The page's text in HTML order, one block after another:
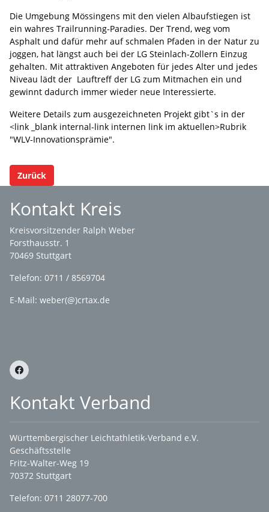
Die Umgebung Mössingens mit den vielen Albaufstiegen ist
ein wahres Trailrunning-Paradies. Der Trend, weg vom
Asphalt und dafür mehr auf schmalen Pfaden in der Natur zu
joggen, hat längst auch bei der LG Steinlach-Zollern Einzug
gehalten. Mit attraktiven Angeboten für jedes Alter und jedes
Niveau lädt der Lauftreff der LG zum Mitmachen ein und
gewinnt dadurch immer wieder neue Interessierte.
Weitere Details zum ausgezeichneten Projekt gibt`s in der
<link _blank internal-link internen link im aktuellen>Rubrik
"WLV-Innovationsprämie".
Zurück
Kontakt Kreis
Kreisvorsitzender Ralph Weber
Forsthausstr. 1
70469 Stuttgart
Telefon: 0711 / 8569704
E-Mail: weber(@)crtax.de
Kontakt Verband
Württembergischer Leichtathletik-Verband e.V.
Geschäftsstelle
Fritz-Walter-Weg 19
70372 Stuttgart
Telefon: 0711 28077-700